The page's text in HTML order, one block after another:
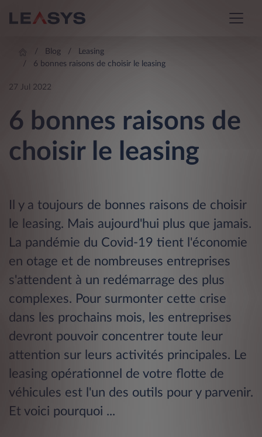
Blog
Leasing
6 bonnes raisons de choisir le leasing
27 Jul 2022
6 bonnes raisons de
choisir le leasing
Il y a toujours de bonnes raisons de choisir
le leasing. Mais aujourd'hui plus que jamais.
La pandémie du Covid-19 tient l'économie
en otage et de nombreuses entreprises
s'attendent à un redémarrage des plus
complexes. Pour surmonter cette crise
dans les prochains mois, les entreprises
devront pouvoir concentrer toute leur
attention sur leurs activités principales. Le
leasing opérationnel de votre flotte de
véhicules est l'un des outils pour y parvenir.
Et voici pourquoi ...